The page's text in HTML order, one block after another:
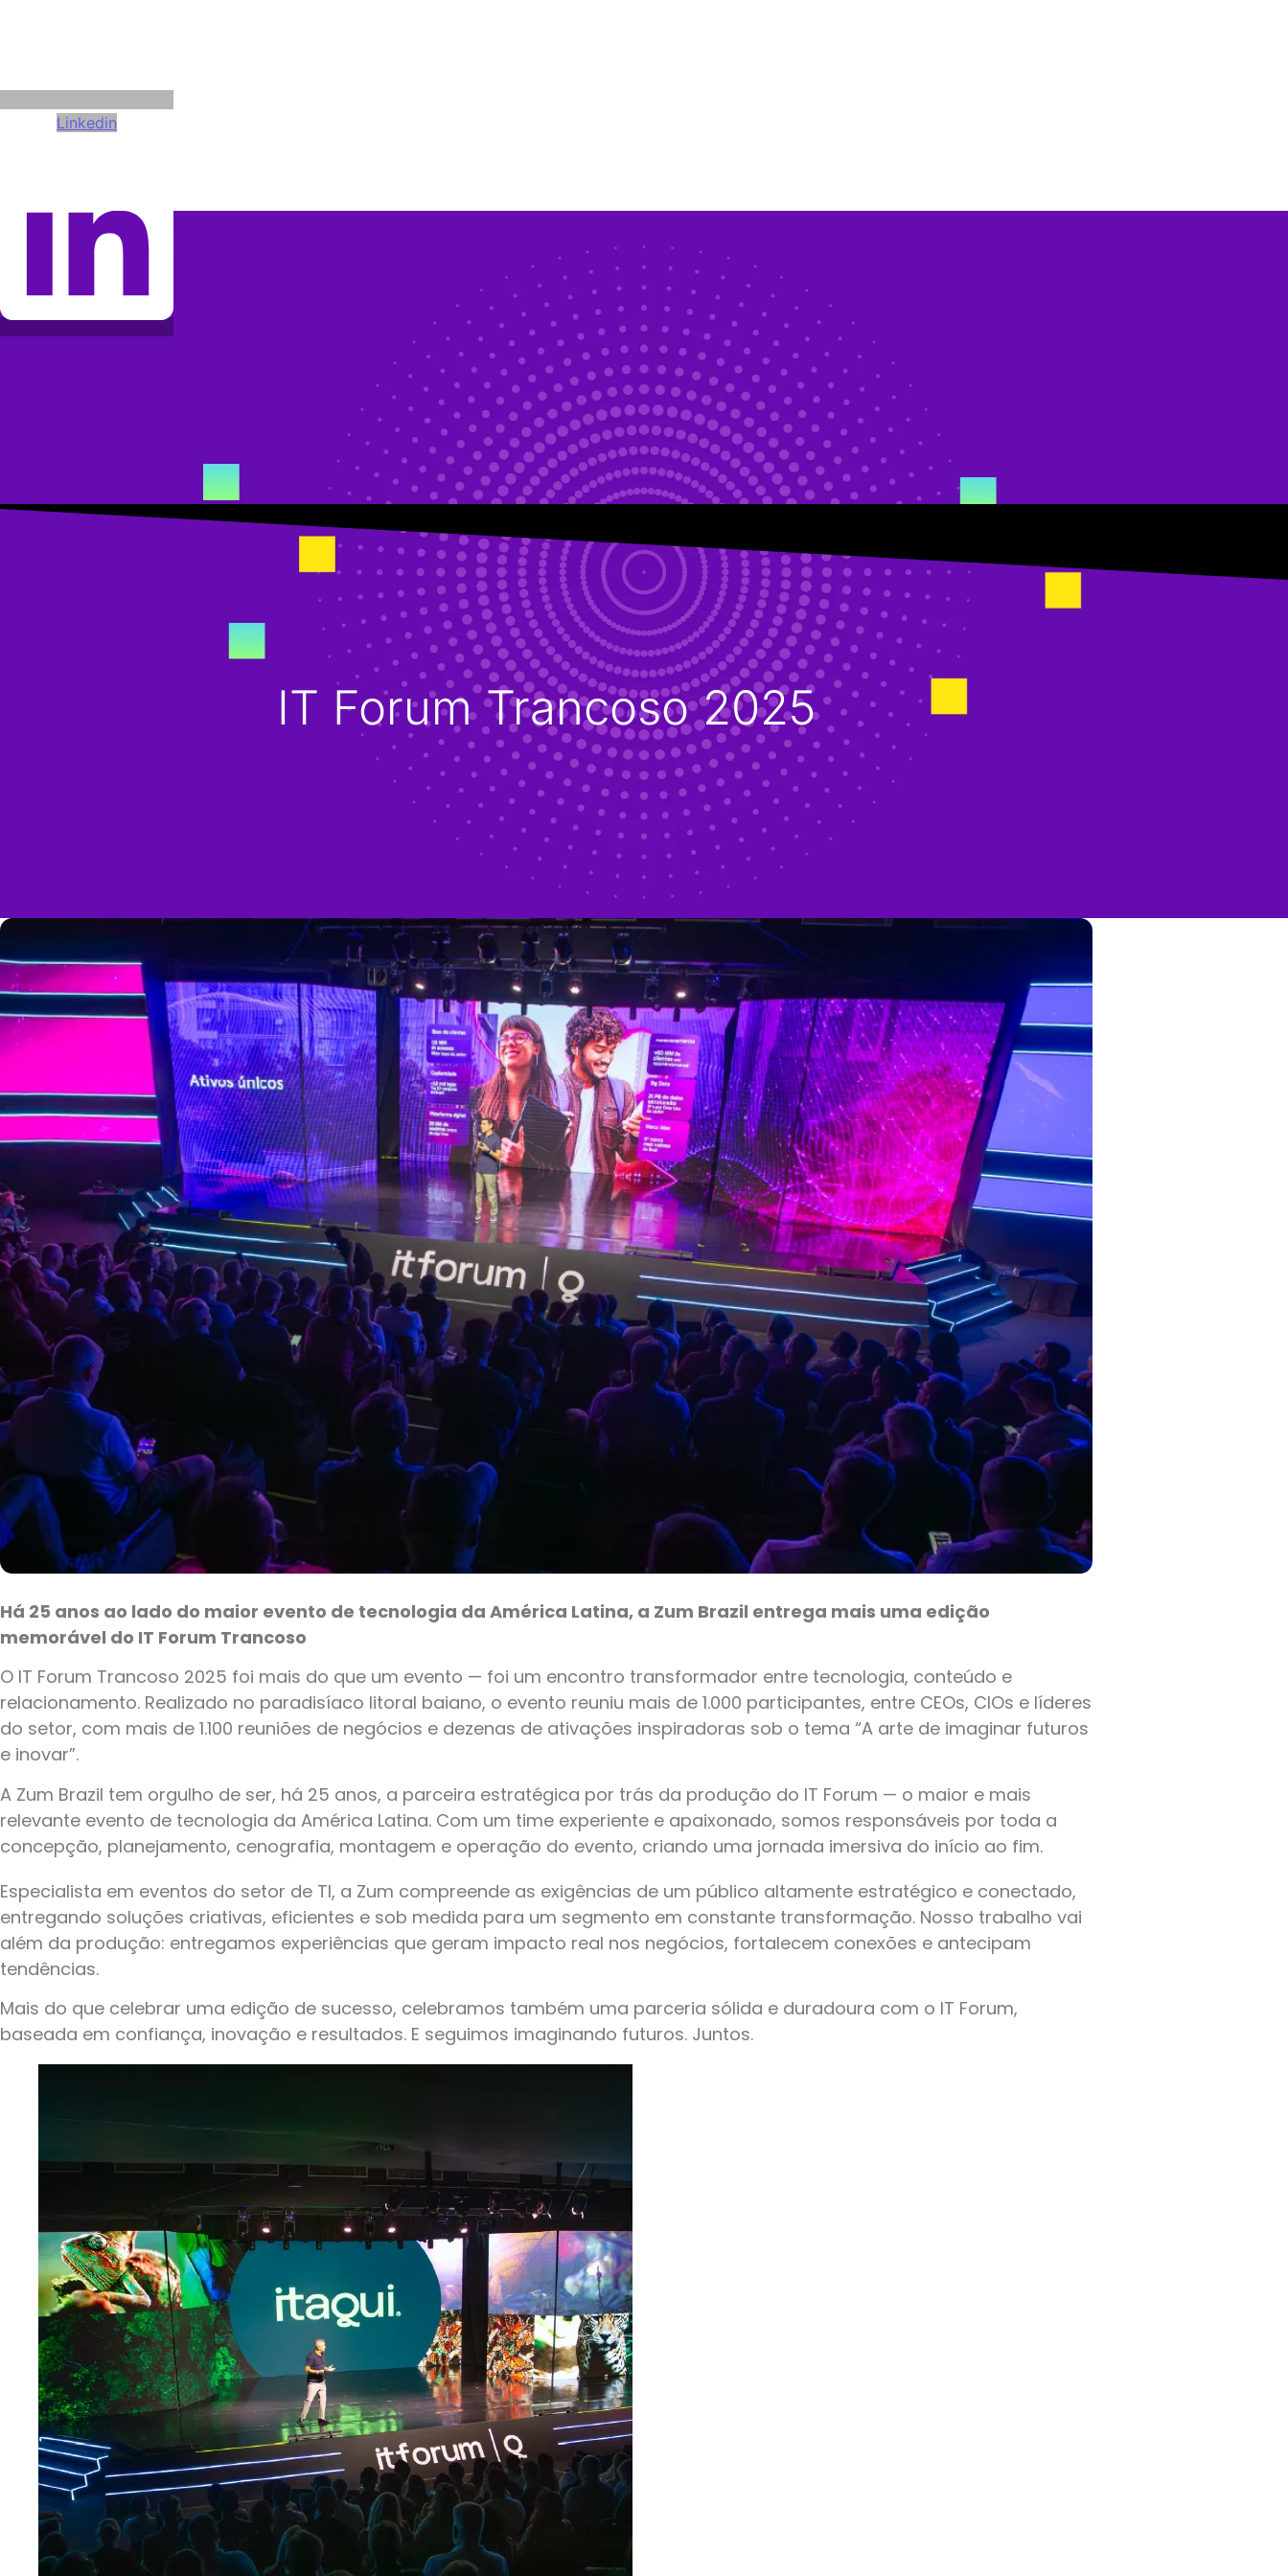
Linkedin
IT Forum Trancoso 2025
Há 25 anos ao lado do maior evento de tecnologia da América Latina, a Zum Brazil entrega mais uma edição
memorável do IT Forum Trancoso
O IT Forum Trancoso 2025 foi mais do que um evento — foi um encontro transformador entre tecnologia, conteúdo e
relacionamento. Realizado no paradisíaco litoral baiano, o evento reuniu mais de 1.000 participantes, entre CEOs, CIOs e líderes
do setor, com mais de 1.100 reuniões de negócios e dezenas de ativações inspiradoras sob o tema “A arte de imaginar futuros
e inovar”.
A Zum Brazil tem orgulho de ser, há 25 anos, a parceira estratégica por trás da produção do IT Forum — o maior e mais
relevante evento de tecnologia da América Latina. Com um time experiente e apaixonado, somos responsáveis por toda a
concepção, planejamento, cenografia, montagem e operação do evento, criando uma jornada imersiva do início ao fim.
Especialista em eventos do setor de TI, a Zum compreende as exigências de um público altamente estratégico e conectado,
entregando soluções criativas, eficientes e sob medida para um segmento em constante transformação. Nosso trabalho vai
além da produção: entregamos experiências que geram impacto real nos negócios, fortalecem conexões e antecipam
tendências.
Mais do que celebrar uma edição de sucesso, celebramos também uma parceria sólida e duradoura com o IT Forum,
baseada em confiança, inovação e resultados. E seguimos imaginando futuros. Juntos.